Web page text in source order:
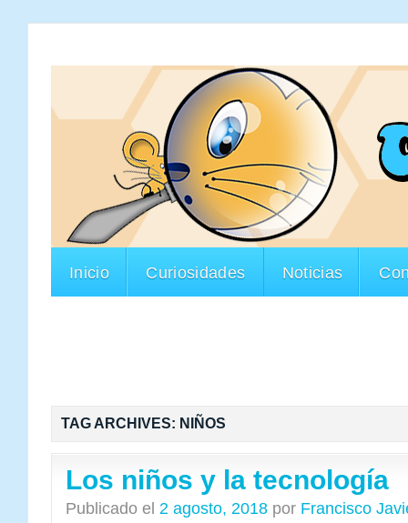
Inicio Curiosidades Noticias
TAG ARCHIVES: NIÑOS
Los niños y la tecnología
Publicado el 2 agosto, 2018 por Francisco